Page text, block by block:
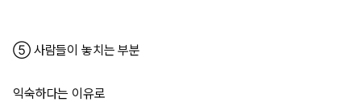
⑤ 사람들이 놓치는 부분
익숙하다는 이유로